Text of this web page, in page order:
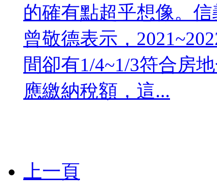
的確有點超乎想像。
曾敬德表示，
間卻有1/4~1/3符合房
應繳納稅額，這...
上一頁